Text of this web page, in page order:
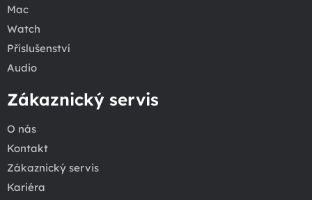
Mac
Watch
Příslušenství
Audio
Zákaznický servis
O nás
Kontakt
Zákaznický servis
Kariéra